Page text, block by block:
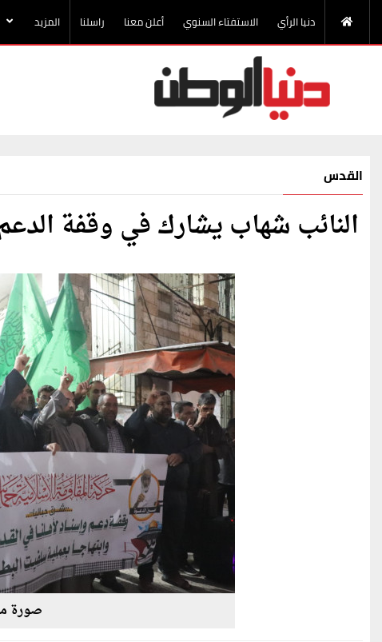
دنيا الرأي الاستفتاء السنوي أعلن معنا راسلنا المزيد
القدس
النائب شهاب يشارك في وقفة
صورة